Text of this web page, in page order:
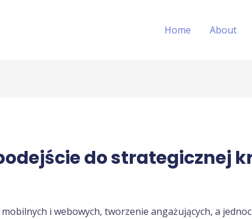
Home About
do strategicznej
i webowych, tworzenie angażujących, a